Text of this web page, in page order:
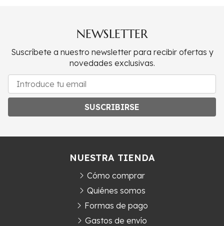
NEWSLETTER
Suscríbete a nuestro newsletter para recibir ofertas y
novedades exclusivas.
SUSCRIBIRSE
NUESTRA TIENDA
Cómo comprar
Quiénes somos
Formas de pago
Gastos de envío